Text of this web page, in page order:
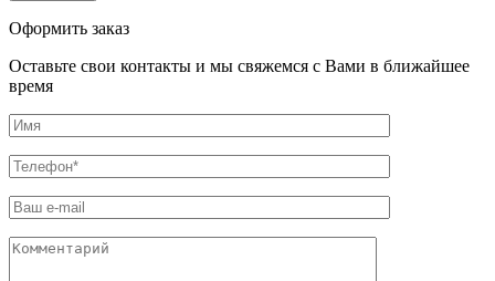
Оформить заказ
Оставьте свои контакты и мы свяжемся с Вами в ближайшее
время